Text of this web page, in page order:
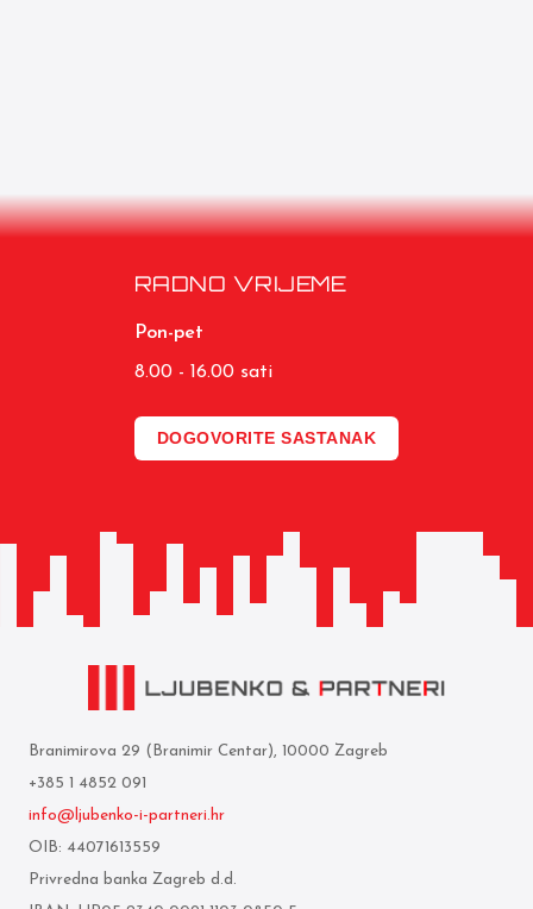
RADNO VRIJEME
Pon-pet
8.00 - 16.00 sati
DOGOVORITE SASTANAK
Branimirova 29 (Branimir Centar), 10000 Zagreb
+385 1 4852 091
info@ljubenko-i-partneri.hr
OIB: 44071613559
Privredna banka Zagreb d.d.